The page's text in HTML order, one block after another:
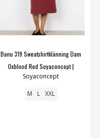
Banu 319 Sweatshirtklänning Dam
Oxblood Red Soyaconcept |
Smilebutiken
Soyaconcept
M L XXL